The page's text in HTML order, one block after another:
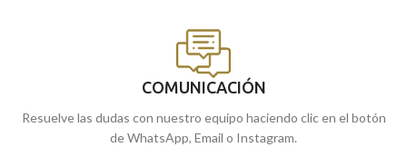
COMUNICACIÓN
Resuelve las dudas con nuestro equipo haciendo clic en el botón
de WhatsApp, Email o Instagram.